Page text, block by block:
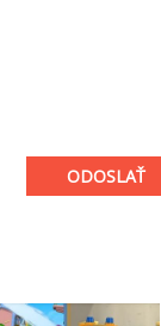
ODOSLAŤ